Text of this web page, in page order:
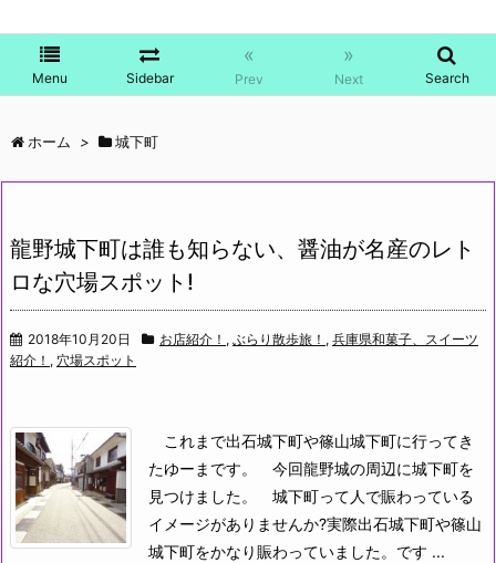
Menu Sidebar
«
Prev
»
Next Search
ホーム > 城下町
龍野城下町は誰も知らない、醤油が名産のレト
ロな穴場スポット!
2018年10月20日 お店紹介！ , ぶらり散歩旅！ , 兵庫県和菓子、スイーツ
紹介！ , 穴場スポット
これまで出石城下町や篠山城下町に行ってき
たゆーまです。
今回龍野城の周辺に城下町を
見つけました。
城下町って人で賑わっている
イメージがありませんか?実際出石城下町や篠山
城下町をかなり賑わっていました。です ...